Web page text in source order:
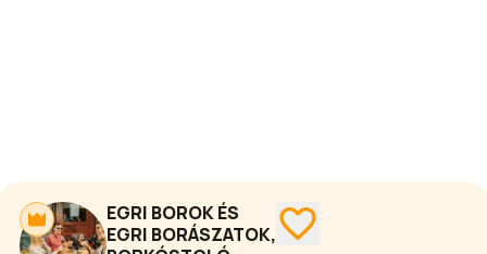
EGRI BOROK ÉS
EGRI BORÁSZATOK,